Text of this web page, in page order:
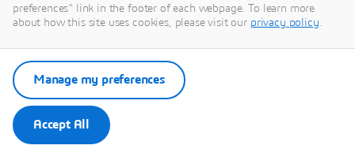
internship and job opportunities.
Learn more
preferences" link in the footer of each webpage. To learn more
about how this site uses cookies, please visit our privacy policy.
Accept All
Manage my preferences